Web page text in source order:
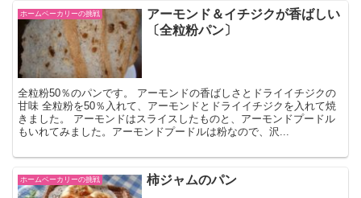
ホームベーカリーの挑戦
アーモンド＆イチジクが香ばしい
〔全粒粉パン〕
全粒粉50％のパンです。 アーモンドの香ばしさとドライイチジクの
甘味 全粒粉を50％入れて、アーモンドとドライイチジクを入れて焼
きました。 アーモンドはスライスしたものと、アーモンドプードル
もいれてみました。アーモンドプードルは粉なので、沢...
ホームベーカリーの挑戦 柿ジャムのパン